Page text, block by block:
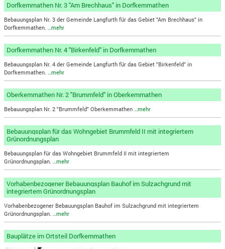
Dorfkemmathen Nr. 3 "Am Brechhaus" in Dorfkemmathen
Bebauungsplan Nr. 3 der Gemeinde Langfurth für das Gebiet "Am Brechhaus" in
Dorfkemmathen.
…mehr
Dorfkemmathen Nr. 4 "Birkenfeld" in Dorfkemmathen
Bebauungsplan Nr. 4 der Gemeinde Langfurth für das Gebiet "Birkenfeld" in
Dorfkemmathen.
…mehr
Oberkemmathen Nr. 2 "Brummfeld" in Oberkemmathen
Bebauungsplan Nr. 2 "Brummfeld" Oberkemmathen …mehr
Bebauungsplan für das Wohngebiet Brummfeld II mit integriertem
Grünordnungsplan
Bebauungsplan für das Wohngebiet Brummfeld II mit integriertem
Grünordnungsplan.
…mehr
Vorhabenbezogener Bebauungsplan Bauhof im Sulzachgrund mit
integriertem Grünordnungsplan
Vorhabenbezogener Bebauungsplan Bauhof im Sulzachgrund mit integriertem
Grünordnungsplan.
…mehr
Bauplätze im Ortsteil Dorfkemmathen